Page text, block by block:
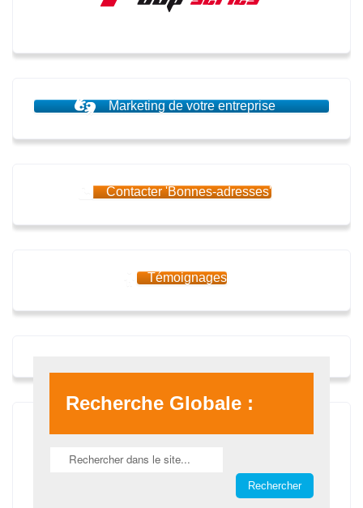
Marketing de votre entreprise
Contacter 'Bonnes-adresses'
Témoignages
Recherche Globale :